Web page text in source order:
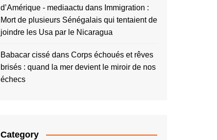
d’Amérique - mediaactu dans Immigration :
Mort de plusieurs Sénégalais qui tentaient de
joindre les Usa par le Nicaragua
Babacar cissé dans Corps échoués et rêves
brisés : quand la mer devient le miroir de nos
échecs
Category